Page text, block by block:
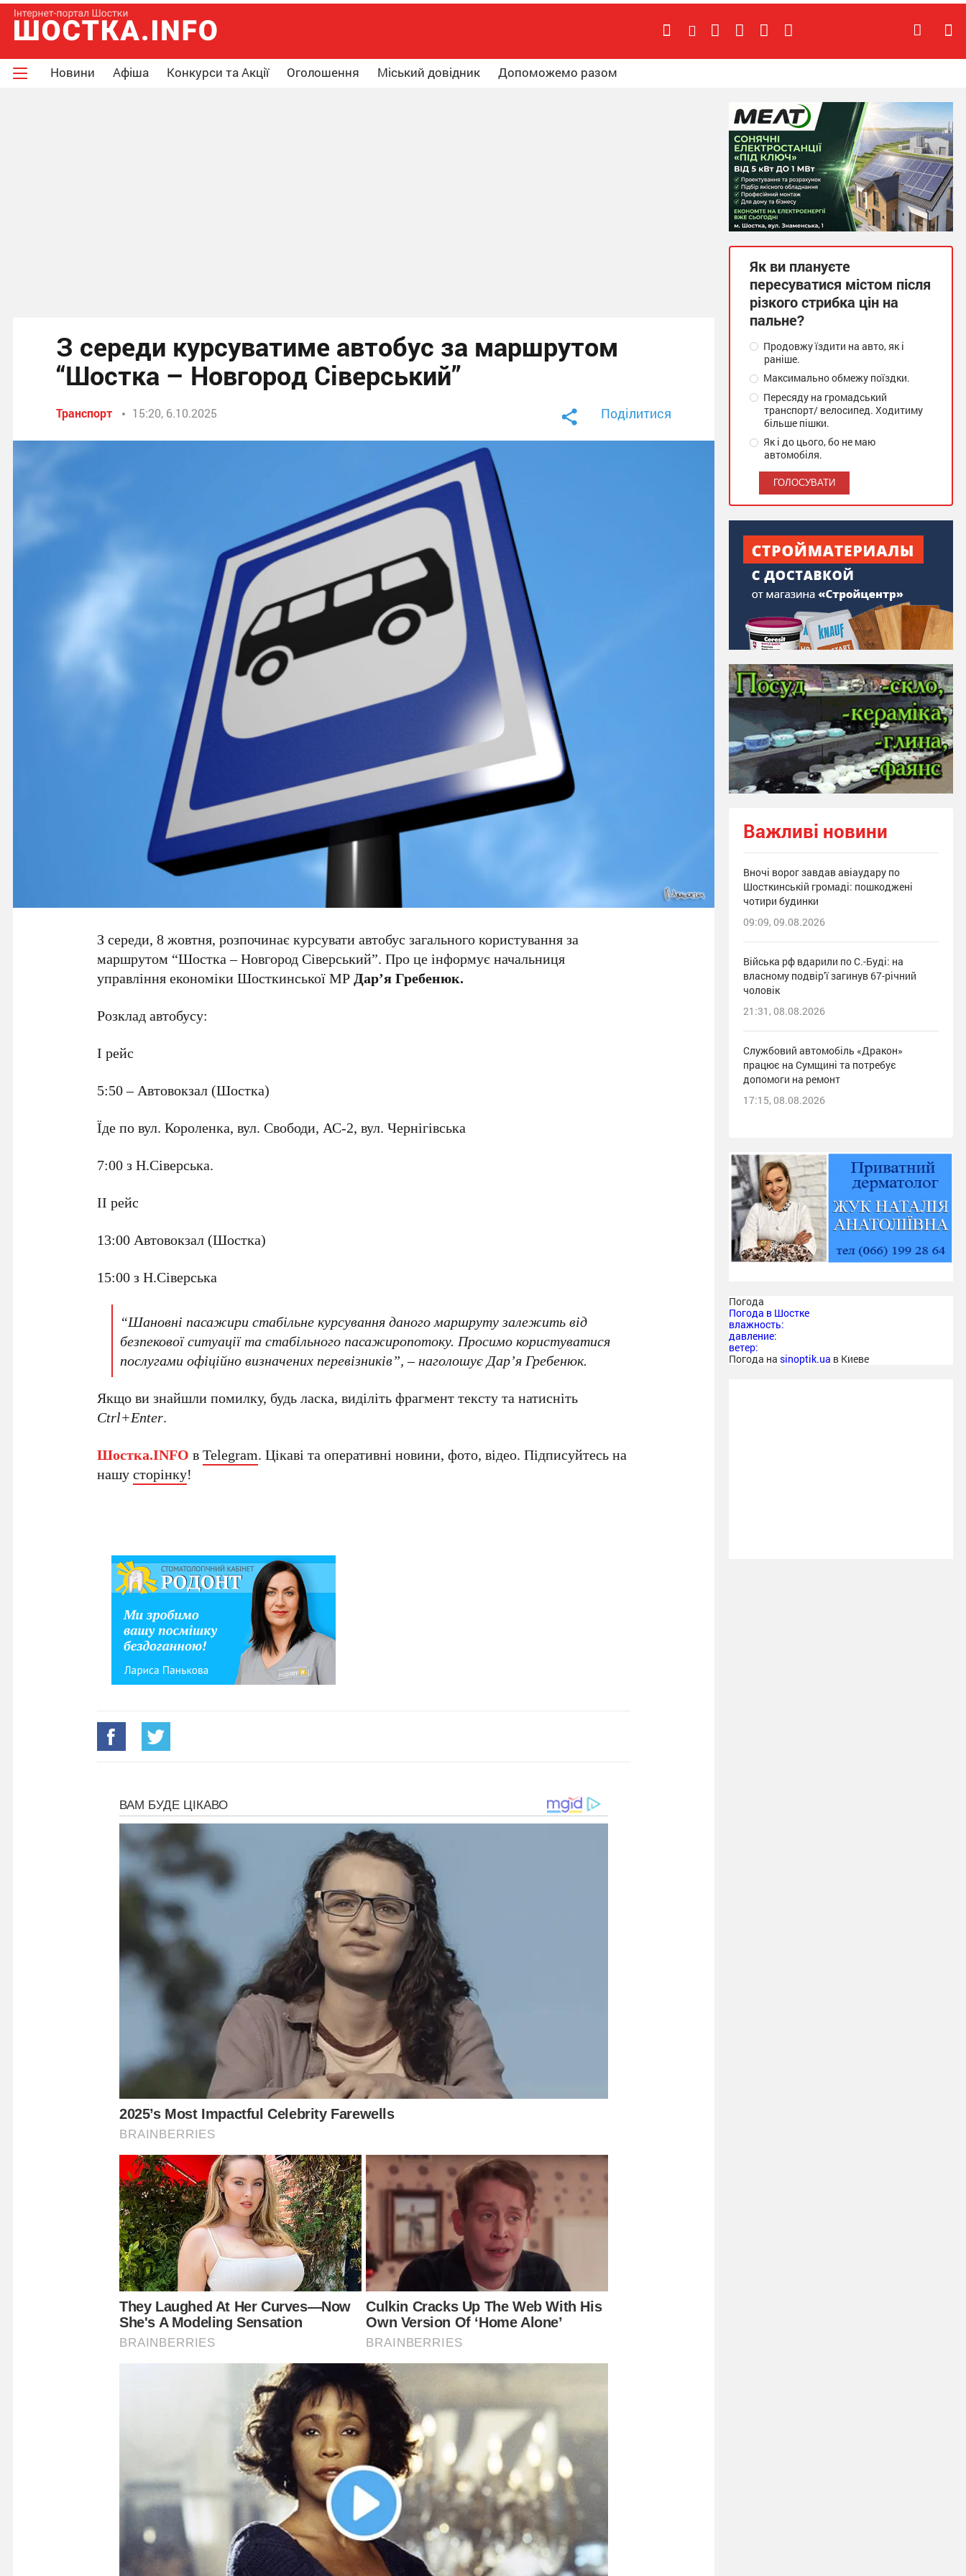
Новини Афіша Конкурси та Акції Оголошення Міський довідник Допоможемо разом
З середи курсуватиме автобус за маршрутом
“Шостка – Новгород Сіверський”
Транспорт 15:20, 6.10.2025 Поділитися
З середи, 8 жовтня, розпочинає курсувати автобус загального користування за
маршрутом “Шостка – Новгород Сіверський”. Про це інформує начальниця
управління економіки Шосткинської МРДар’я Гребенюк.
Розклад автобусу:
І рейс
5:50 – Автовокзал (Шостка)
Їде по вул. Короленка, вул. Свободи, АС-2, вул. Чернігівська
7:00 з Н.Сіверська.
ІІ рейс
13:00 Автовокзал (Шостка)
15:00 з Н.Сіверська
“Шановні пасажири стабільне курсування даного маршруту залежить від
безпекової ситуації та стабільного пасажиропотоку. Просимо користуватися
послугами офіційно визначених перевізників”, – наголошує Дар’я Гребенюк.
Якщо ви знайшли помилку, будь ласка, виділіть фрагмент тексту та натисніть
Ctrl+Enter.
Шостка.INFO вTelegram. Цікаві та оперативні новини, фото, відео. Підписуйтесь на
нашусторінку!
Як ви плануєте
пересуватися містом після
різкого стрибка цін на
пальне?
Продовжу їздити на авто, як і
раніше.
Максимально обмежу поїздки.
Пересяду на громадський
транспорт/ велосипед. Ходитиму
більше пішки.
Як і до цього, бо не маю
автомобіля.
Важливі новини
Вночі ворог завдав авіаудару по
Шосткинській громаді: пошкоджені
чотири будинки
09:09, 09.08.2026
Війська рф вдарили по С.-Буді: на
власному подвір’ї загинув 67-річний
чоловік
21:31, 08.08.2026
Службовий автомобіль «Дракон»
працює на Сумщині та потребує
допомоги на ремонт
17:15, 08.08.2026
Погода
Погода в Шостке
влажность:
давление:
ветер:
Погода на sinoptik.ua в Киеве